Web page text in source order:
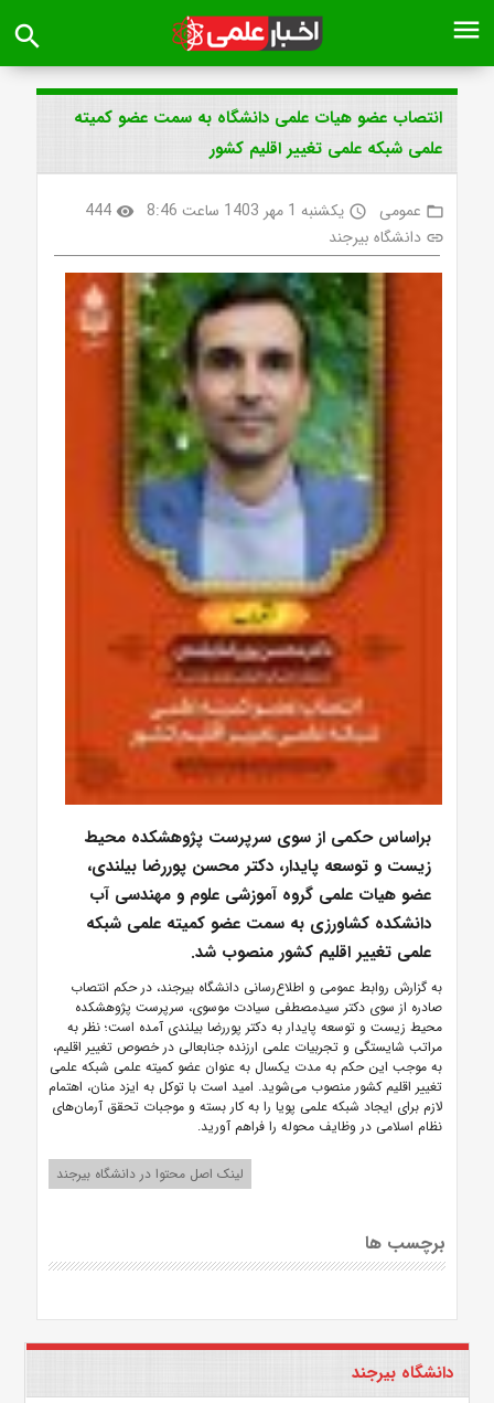
menu
search
انتصاب عضو هیات علمی دانشگاه به سمت عضو کمیته
علمی شبکه علمی تغییر اقلیم کشور
folder_open عمومی access_time یکشنبه 1 مهر 1403 ساعت 8:46 visibility
444
link دانشگاه بیرجند
براساس حکمی از سوی سرپرست پژوهشکده محیط
زیست و توسعه پایدار، دکتر محسن پوررضا بیلندی،
عضو هیات علمی گروه آموزشی علوم و مهندسی آب
دانشکده کشاورزی به سمت عضو کمیته علمی شبکه
علمی تغییر اقلیم کشور منصوب شد.
به گزارش روابط عمومی و اطلاع‌رسانی دانشگاه بیرجند، در حکم انتصاب
صادره از سوی دکتر سیدمصطفی سیادت موسوی، سرپرست پژوهشکده
محیط زیست و توسعه پایدار به دکتر پوررضا بیلندی آمده است؛ نظر به
مراتب شایستگی و تجربیات علمی ارزنده جنابعالی در خصوص تغییر اقلیم،
به موجب این حکم به مدت یکسال به عنوان عضو کمیته علمی شبکه علمی
تغییر اقلیم کشور منصوب می‌شوید. امید است با توکل به ایزد منان، اهتمام
لازم برای ایجاد شبکه علمی پویا را به کار بسته و موجبات تحقق آرمان‌های
نظام اسلامی در وظایف محوله را فراهم آورید.
لینک اصل محتوا در دانشگاه بیرجند
برچسب ها
دانشگاه بیرجند